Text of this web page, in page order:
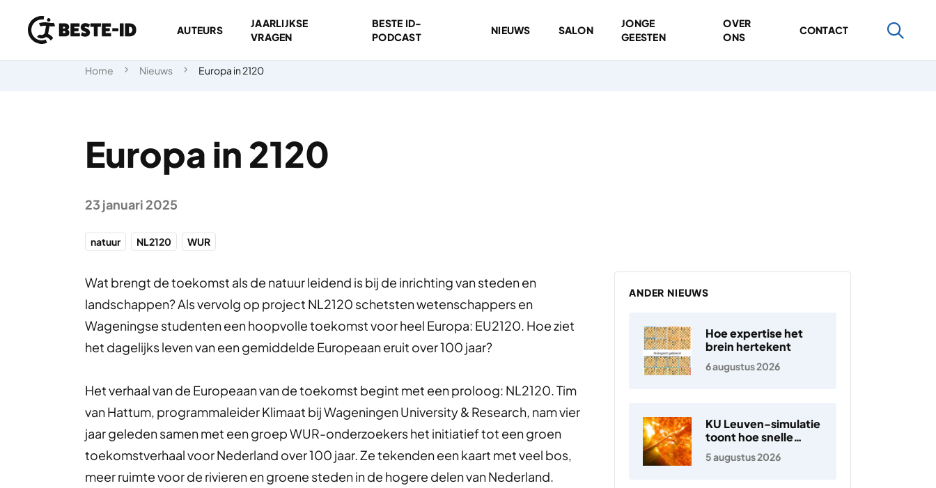
Ga naar inhoud
AUTEURS
JAARLIJKSE
VRAGEN
BESTE ID-
PODCAST
NIEUWS SALON
JONGE
GEESTEN
OVER
ONS
CONTACT
Home Nieuws Europa in 2120
Europa in 2120
23 januari 2025
natuur NL2120 WUR
Wat brengt de toekomst als de natuur leidend is bij de inrichting van steden en
landschappen? Als vervolg op project NL2120 schetsten wetenschappers en
Wageningse studenten een hoopvolle toekomst voor heel Europa: EU2120. Hoe ziet
het dagelijks leven van een gemiddelde Europeaan eruit over 100 jaar?
Het verhaal van de Europeaan van de toekomst begint met een proloog: NL2120. Tim
van Hattum, programmaleider Klimaat bij Wageningen University & Research, nam vier
jaar geleden samen met een groep WUR-onderzoekers het initiatief tot een groen
toekomstverhaal voor Nederland over 100 jaar. Ze tekenden een kaart met veel bos,
meer ruimte voor de rivieren en groene steden in de hogere delen van Nederland.
ANDER NIEUWS
Hoe expertise het
brein hertekent
6 augustus 2026
KU Leuven-simulatie
toont hoe snelle
elektronen in de
zonnewind ontstaan
5 augustus 2026